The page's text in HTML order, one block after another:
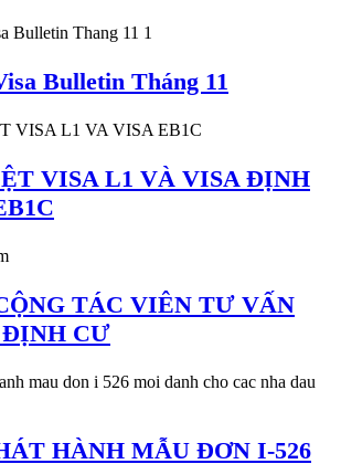
Bulletin Tháng 11
VISA L1 VÀ VISA ĐỊNH
TÁC VIÊN TƯ VẤN
CƯ
HÀNH MẪU ĐƠN I-526